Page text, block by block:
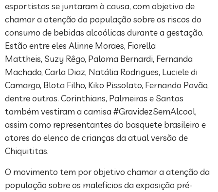
esportistas se juntaram à causa, com objetivo de
chamar a atenção da população sobre os riscos do
consumo de bebidas alcoólicas durante a gestação.
Estão entre eles Alinne Moraes, Fiorella
Mattheis, Suzy Rêgo, Paloma Bernardi, Fernanda
Machado, Carla Diaz, Natália Rodrigues, Luciele di
Camargo, Blota Filho, Kiko Pissolato, Fernando Pavão,
dentre outros. Corinthians, Palmeiras e Santos
também vestiram a camisa #GravidezSemAlcool,
assim como representantes do basquete brasileiro e
atores do elenco de crianças da atual versão de
Chiquititas.
O movimento tem por objetivo chamar a atenção da
população sobre os malefícios da exposição pré-